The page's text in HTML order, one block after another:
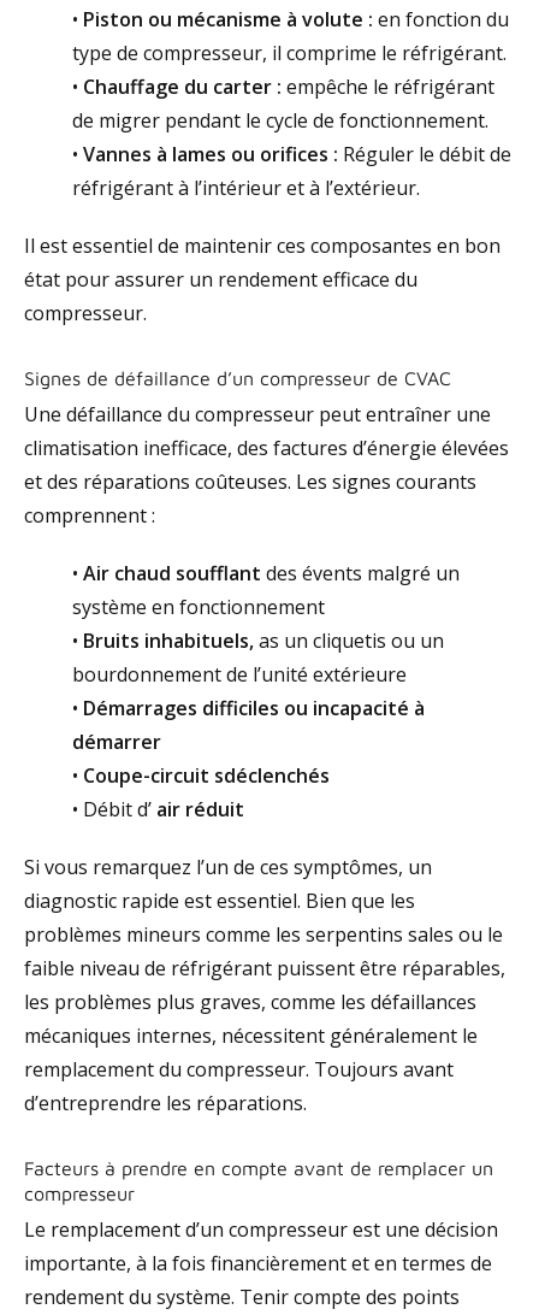
• Piston ou mécanisme à volute : en fonction du
type de compresseur, il comprime le réfrigérant.
• Chauffage du carter : empêche le réfrigérant
de migrer pendant le cycle de fonctionnement.
• Vannes à lames ou orifices : Réguler le débit de
réfrigérant à l’intérieur et à l’extérieur.
Il est essentiel de maintenir ces composantes en bon
état pour assurer un rendement efficace du
compresseur.
Signes de défaillance d’un compresseur de CVAC
Une défaillance du compresseur peut entraîner une
climatisation inefficace, des factures d’énergie élevées
et des réparations coûteuses. Les signes courants
comprennent :
• Air chaud soufflant des évents malgré un
système en fonctionnement
• Bruits inhabituels,as un cliquetis ou un
bourdonnement de l’unité extérieure
• Démarrages difficiles ou incapacité à
démarrer
• Coupe-circuit sdéclenchés
• Débit d’ air réduit
Si vous remarquez l’un de ces symptômes, un
diagnostic rapide est essentiel. Bien que les
problèmes mineurs comme les serpentins sales ou le
faible niveau de réfrigérant puissent être réparables,
les problèmes plus graves, comme les défaillances
mécaniques internes, nécessitent généralement le
remplacement du compresseur. Toujours avant
d’entreprendre les réparations.
Facteurs à prendre en compte avant de remplacer un
compresseur
Le remplacement d’un compresseur est une décision
importante, à la fois financièrement et en termes de
rendement du système. Tenir compte des points